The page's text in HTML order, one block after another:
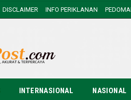
DISCLAIMER INFO PERIKLANAN
INTERNASIONAL NASIONAL